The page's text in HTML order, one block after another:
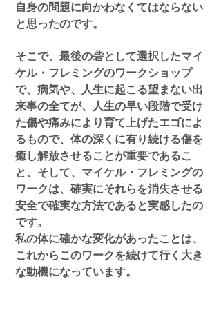
自身の問題に向かわなくてはならない
と思ったのです。
そこで、最後の砦として選択したマイ
ケル・フレミングのワークショップ
で、病気や、人生に起こる望まない出
来事の全てが、人生の早い段階で受け
た傷や痛みにより育て上げたエゴによ
るもので、体の深くに有り続ける傷を
癒し解放させることが重要であるこ
と、そして、マイケル・フレミングの
ワークは、確実にそれらを消失させる
安全で確実な方法であると実感したの
です。
私の体に確かな変化があったことは、
これからこのワークを続けて行く大き
な動機になっています。